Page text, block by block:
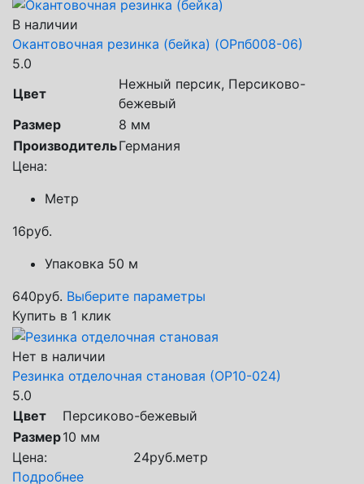
В наличии
Окантовочная резинка (бейка) (ОРпб008-06)
5.0
Цвет
Нежный персик, Персиково-
бежевый
Размер
8 мм
ПроизводительГермания
Цена:
Метр
16руб.
Упаковка 50 м
640руб. Выберите параметры
Купить в 1 клик
Нет в наличии
Резинка отделочная становая (ОР10-024)
5.0
Цвет
Персиково-бежевый
Размер10 мм
Цена:
24руб.метр
Подробнее